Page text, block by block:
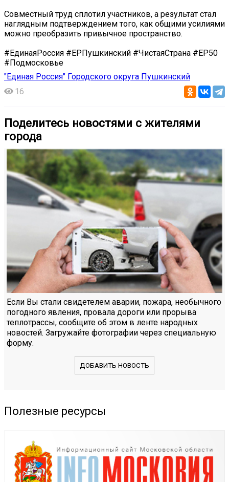
Совместный труд сплотил участников, а результат стал
наглядным подтверждением того, как общими усилиями
можно преобразить привычное пространство.
#ЕдинаяРоссия #ЕРПушкинский #ЧистаяСтрана #ЕР50
#Подмосковье
"Единая Россия" Городского округа Пушкинский
16
Поделитесь новостями с жителями
города
Если Вы стали свидетелем аварии, пожара, необычного
погодного явления, провала дороги или прорыва
теплотрассы, сообщите об этом в ленте народных
новостей. Загружайте фотографии через специальную
форму.
ДОБАВИТЬ НОВОСТЬ
Полезные ресурсы